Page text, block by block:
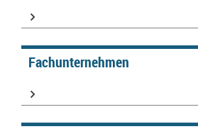
Fachunternehmen